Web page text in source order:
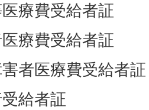
療費受給者証
療費受給者証
者医療費受給者証
給者証